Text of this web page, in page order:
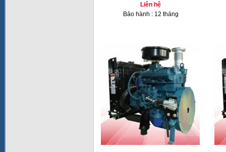
Liên hệ
Bảo hành : 12 tháng